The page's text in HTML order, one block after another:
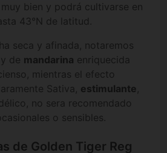
bien y podrá cultivarse en
43°N de latitud.
seca y afinada, notaremos
y de mandarina enriquecida
mientras el efecto
Sativa, estimulante,
no sera recomendado
o sensibles.
de Golden Tiger Reg